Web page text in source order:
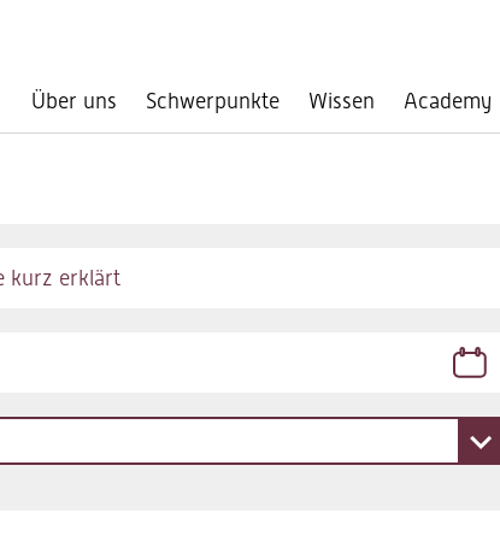
Über uns Schwerpunkte Wissen Academy